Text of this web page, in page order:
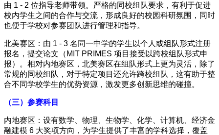
由 1 - 2 位指导老师带领。严格的同校组队要求，有利于促进
校内学生之间的合作与交流，形成良好的校园科研氛围，同时
也便于学校对参赛团队进行管理和指导。
北美赛区：由 1 - 3 名同一中学的学生以个人或组队形式注册
报名，提交论文（MIT PRIMES 项目接受以跨校组队形式申
报）。相对内地赛区，北美赛区在组队形式上更为灵活，除了
常规的同校组队，对于特定项目还允许跨校组队，这有助于整
合不同学校学生的优势资源，激发更多创新思维的碰撞。
（三）参赛科目
内地赛区：设有数学、物理、生物学、化学、计算机、经济金
融建模 6 大奖项方向，为学生提供了丰富的学科选择，覆盖